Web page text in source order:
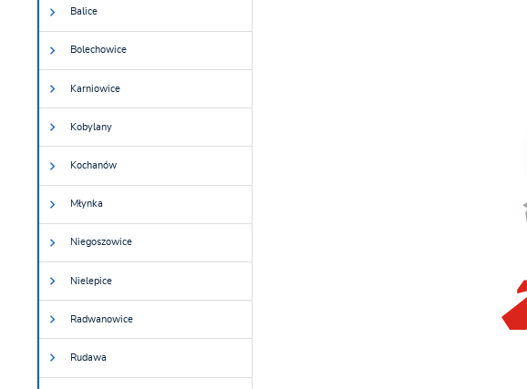
Balice
Bolechowice
Karniowice
Kobylany
Kochanów
Młynka
Niegoszowice
Nielepice
Radwanowice
Rudawa